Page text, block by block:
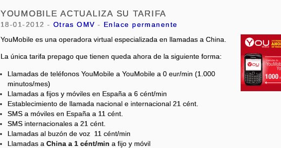
YOUMOBILE ACTUALIZA SU TARIFA
18-01-2012 - Otras OMV - Enlace permanente
YouMobile es una operadora virtual especializada en llamadas a China.
La única tarifa prepago que tienen queda ahora de la siguiente forma:
Llamadas de teléfonos YouMobile a YouMobile a 0 eur/min (1.000
minutos/mes)
Llamadas a fijos y móviles en España a 6 cént/min
Establecimiento de llamada nacional e internacional 21 cént.
SMS a móviles en España a 11 cént.
SMS internacionales a 21 cént.
Llamadas al buzón de voz 11 cént/min
Llamadas aChina a 1 cént/min a fijo y móvil